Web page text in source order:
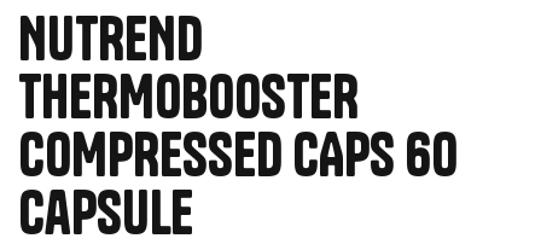
NUTREND
THERMOBOOSTER
COMPRESSED CAPS 60
capsule